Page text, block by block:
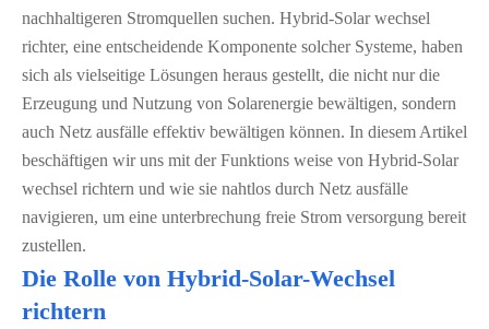
nachhaltigeren Stromquellen suchen. Hybrid-Solar wechsel
richter, eine entscheidende Komponente solcher Systeme, haben
sich als vielseitige Lösungen heraus gestellt, die nicht nur die
Erzeugung und Nutzung von Solarenergie bewältigen, sondern
auch Netz ausfälle effektiv bewältigen können. In diesem Artikel
beschäftigen wir uns mit der Funktions weise von Hybrid-Solar
wechsel richtern und wie sie nahtlos durch Netz ausfälle
navigieren, um eine unterbrechung freie Strom versorgung bereit
zustellen.
Die Rolle von Hybrid-Solar-Wechsel
richtern